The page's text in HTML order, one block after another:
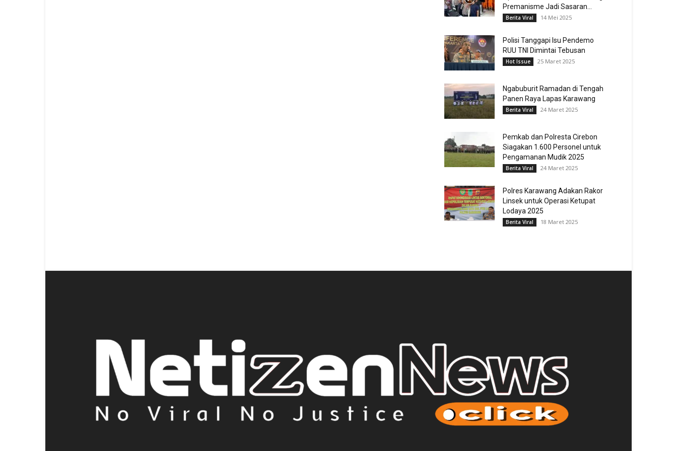
Premanisme Jadi Sasaran...
Berita Viral 14 Mei 2025
Polisi Tanggapi Isu Pendemo
RUU TNI Dimintai Tebusan
Hot Issue 25 Maret 2025
Ngabuburit Ramadan di Tengah
Panen Raya Lapas Karawang
Berita Viral 24 Maret 2025
Pemkab dan Polresta Cirebon
Siagakan 1.600 Personel untuk
Pengamanan Mudik 2025
Berita Viral 24 Maret 2025
Polres Karawang Adakan Rakor
Linsek untuk Operasi Ketupat
Lodaya 2025
Berita Viral 18 Maret 2025